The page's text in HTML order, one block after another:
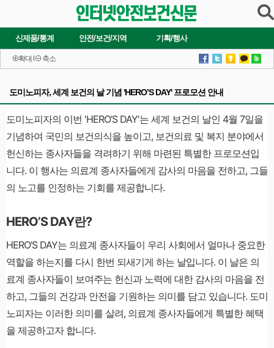
신제품/통계 안전/보건/지역 기획/행사
확대 축소
도미노피자, 세계 보건의 날 기념 'HERO’S DAY' 프로모션 안내
도미노피자의 이번 'HERO’S DAY'는 세계 보건의 날인 4월 7일을
기념하여 국민의 보건의식을 높이고, 보건의료 및 복지 분야에서
헌신하는 종사자들을 격려하기 위해 마련된 특별한 프로모션입
니다. 이 행사는 의료계 종사자들에게 감사의 마음을 전하고, 그들
의 노고를 인정하는 기회를 제공합니다.
HERO’S DAY란?
HERO’S DAY는 의료계 종사자들이 우리 사회에서 얼마나 중요한
역할을 하는지를 다시 한번 되새기게 하는 날입니다. 이 날은 의
료계 종사자들이 보여주는 헌신과 노력에 대한 감사의 마음을 전
하고, 그들의 건강과 안전을 기원하는 의미를 담고 있습니다. 도미
노피자는 이러한 의미를 살려, 의료계 종사자들에게 특별한 혜택
을 제공하고자 합니다.